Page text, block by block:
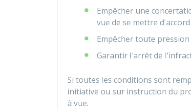
Empêcher une
vue de se mettre
Empêcher toute
Garantir l'arrêt de
Si toutes les conditions sont
initiative ou sur instruction du
à vue.